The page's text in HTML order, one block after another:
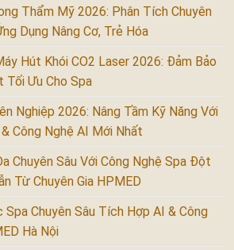
Thẩm Mỹ 2026: Phân Tích Chuyên
Dụng Nâng Cơ, Trẻ Hóa
Hút Khói CO2 Laser 2026: Đảm Bảo
Tối Ưu Cho Spa
Nghiệp 2026: Nâng Tầm Kỹ Năng Với
Công Nghệ AI Mới Nhất
Chuyên Sâu Với Công Nghệ Spa Đột
Từ Chuyên Gia HPMED
Spa Chuyên Sâu Tích Hợp AI & Công
Hà Nội